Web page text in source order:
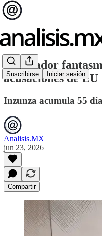
Suscribirse Iniciar sesión
El senador
acusaciones de EU
Inzunza acumula 55
Analisis.MX
jun 23, 2026
Compartir